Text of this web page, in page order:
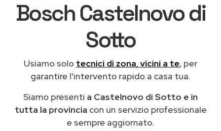
Bosch Castelnovo di
Sotto
Usiamo solo tecnici di zona, vicini a te, per
garantire l'intervento rapido a casa tua.
Siamo presenti a Castelnovo di Sotto e in
tutta la provincia con un servizio professionale
e sempre aggiornato.